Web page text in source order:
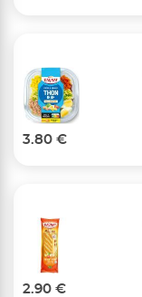
3.80 €
2.90 €